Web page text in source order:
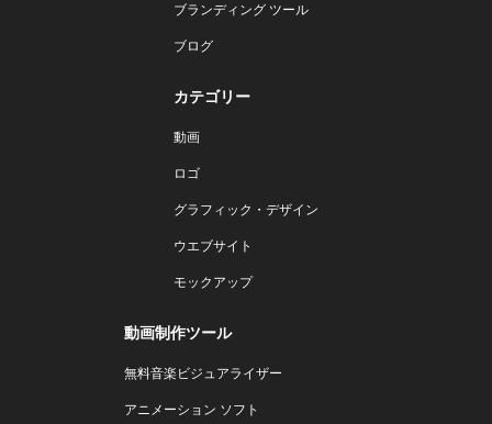
ブランディング ツール
ブログ
カテゴリー
動画
ロゴ
グラフィック・デザイン
ウエブサイト
モックアップ
動画制作ツール
無料音楽ビジュアライザー
アニメーション ソフト